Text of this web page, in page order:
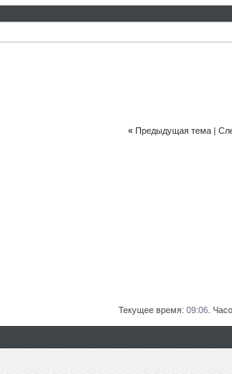
« Предыдущая тема|
Текущее время: 09:06 .